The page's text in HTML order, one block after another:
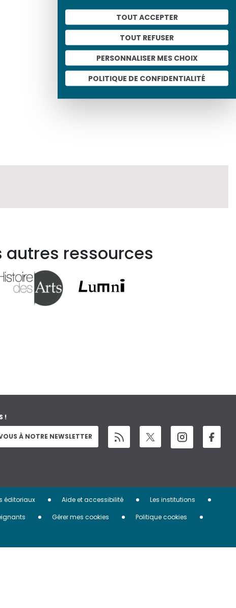
TOUT ACCEPTER
TOUT REFUSER
PERSONNALISER MES CHOIX
POLITIQUE DE CONFIDENTIALITÉ
autres ressources
!
À NOTRE NEWSLETTER
éditoriaux Aide et accessibilité
Les institutions
Gérer mes cookies
Politique cookies